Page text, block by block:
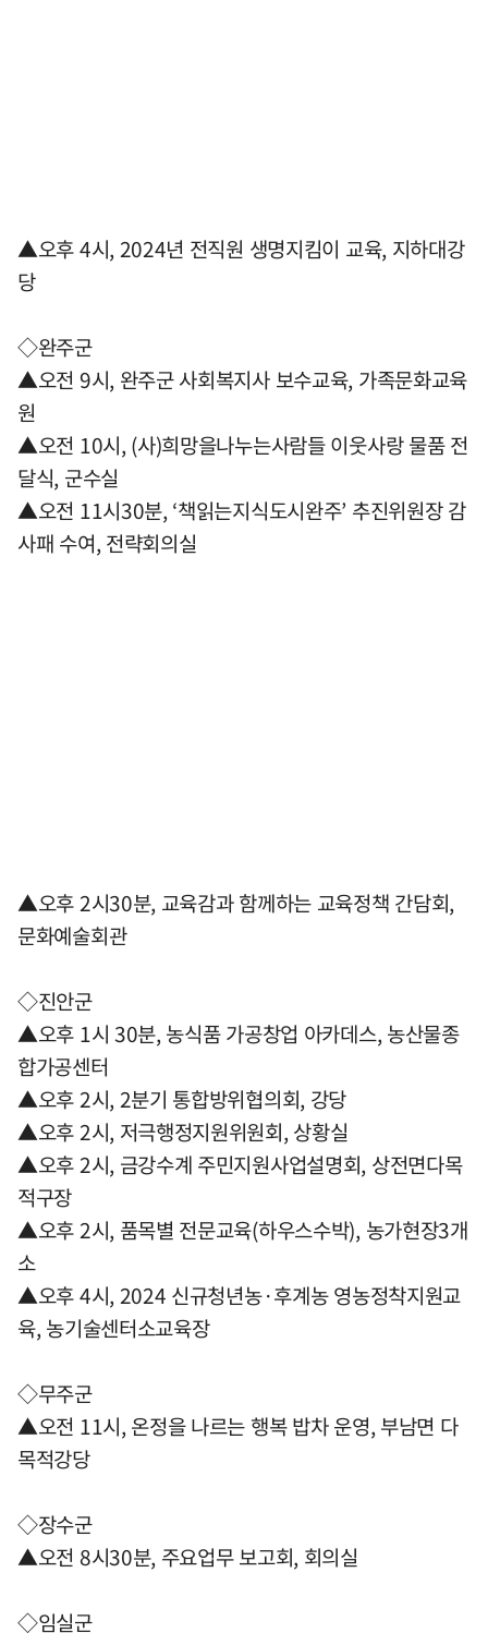
▲오후 4시, 2024년 전직원 생명지킴이 교육, 지하대강
당
◇완주군
▲오전 9시, 완주군 사회복지사 보수교육, 가족문화교육
원
▲오전 10시, (사)희망을나누는사람들 이웃사랑 물품 전
달식, 군수실
▲오전 11시30분, ‘책읽는지식도시완주’ 추진위원장 감
사패 수여, 전략회의실
▲오후 2시30분, 교육감과 함께하는 교육정책 간담회,
문화예술회관
◇진안군
▲오후 1시 30분, 농식품 가공창업 아카데스, 농산물종
합가공센터
▲오후 2시, 2분기 통합방위협의회, 강당
▲오후 2시, 저극행정지원위원회, 상황실
▲오후 2시, 금강수계 주민지원사업설명회, 상전면다목
적구장
▲오후 2시, 품목별 전문교육(하우스수박), 농가현장3개
소
▲오후 4시, 2024 신규청년농·후계농 영농정착지원교
육, 농기술센터소교육장
◇무주군
▲오전 11시, 온정을 나르는 행복 밥차 운영, 부남면 다
목적강당
◇장수군
▲오전 8시30분, 주요업무 보고회, 회의실
◇임실군